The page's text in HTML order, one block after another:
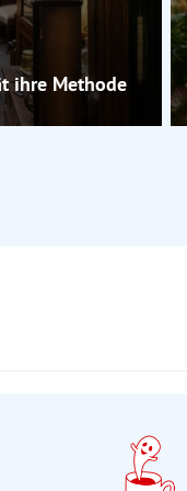
ihre Methode